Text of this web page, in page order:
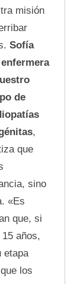
misión
Sofía
enfermera
de
,
que
sino
«Es
que, si
años,
etapa
los